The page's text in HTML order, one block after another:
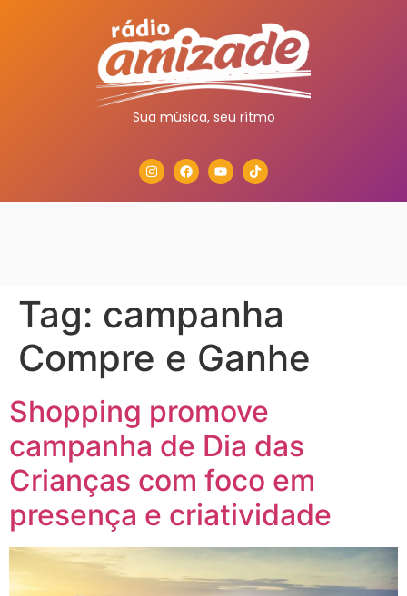
Sua música, seu rítmo
Tag: campanha
Compre e Ganhe
Shopping promove
campanha de Dia das
Crianças com foco em
presença e criatividade